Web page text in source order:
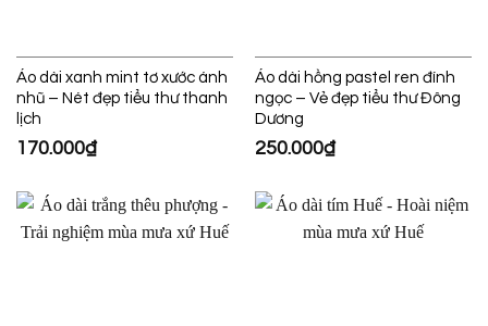
Áo dài xanh mint tơ xước ánh
nhũ – Nét đẹp tiểu thư thanh
lịch
170.000₫
Áo dài hồng pastel ren đính
ngọc – Vẻ đẹp tiểu thư Đông
Dương
250.000₫